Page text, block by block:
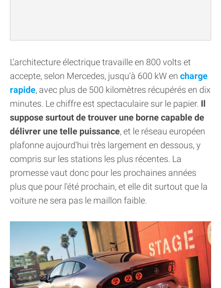
L'architecture électrique travaille en 800 volts et
accepte, selon Mercedes, jusqu'à 600 kW en charge
rapide, avec plus de 500 kilomètres récupérés en dix
minutes. Le chiffre est spectaculaire sur le papier. Il
suppose surtout de trouver une borne capable de
délivrer une telle puissance, et le réseau européen
plafonne aujourd'hui très largement en dessous, y
compris sur les stations les plus récentes. La
promesse vaut donc pour les prochaines années
plus que pour l'été prochain, et elle dit surtout que la
voiture ne sera pas le maillon faible.